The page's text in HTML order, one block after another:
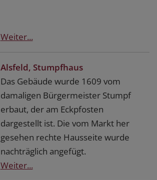
Weiter...
Alsfeld, Stumpfhaus
Das Gebäude wurde 1609 vom
damaligen Bürgermeister Stumpf
erbaut, der am Eckpfosten
dargestellt ist. Die vom Markt her
gesehen rechte Hausseite wurde
nachträglich angefügt.
Weiter...